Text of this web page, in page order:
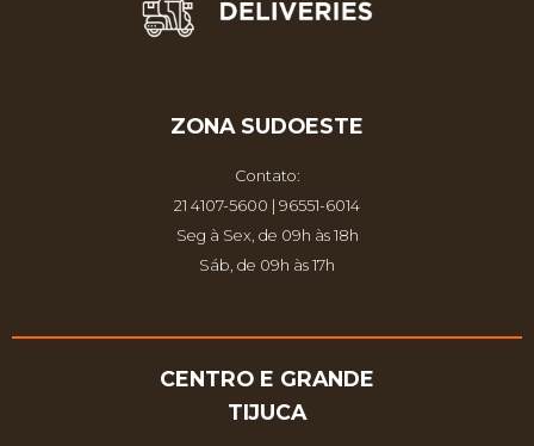
ZONA SUDOESTE
Contato:
21 4107-5600 | 96551-6014
Seg à Sex, de 09h às 18h
Sáb, de 09h às 17h
CENTRO E GRANDE
TIJUCA